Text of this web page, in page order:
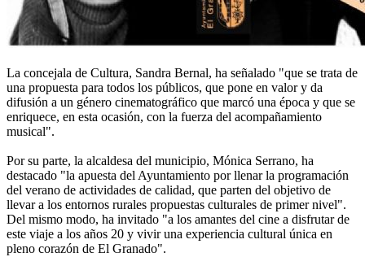
La concejala de Cultura, Sandra Bernal, ha señalado "que se trata de
una propuesta para todos los públicos, que pone en valor y da
difusión a un género cinematográfico que marcó una época y que se
enriquece, en esta ocasión, con la fuerza del acompañamiento
musical".
Por su parte, la alcaldesa del municipio, Mónica Serrano, ha
destacado "la apuesta del Ayuntamiento por llenar la programación
del verano de actividades de calidad, que parten del objetivo de
llevar a los entornos rurales propuestas culturales de primer nivel".
Del mismo modo, ha invitado "a los amantes del cine a disfrutar de
este viaje a los años 20 y vivir una experiencia cultural única en
pleno corazón de El Granado".